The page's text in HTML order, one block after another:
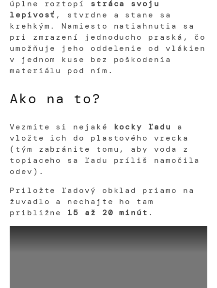
úplne roztopí stráca svoju
lepivosť , stvrdne a stane sa
krehkým. Namiesto natiahnutia sa
pri zmrazení jednoducho praská, čo
umožňuje jeho oddelenie od vlákien
v jednom kuse bez poškodenia
materiálu pod ním.
Ako na to?
Vezmite si nejaké kocky ľadu
a
vložte ich do plastového vrecka
(tým zabránite tomu, aby voda z
topiaceho sa ľadu príliš namočila
odev).
Priložte ľadový obklad priamo na
žuvadlo a nechajte ho tam
približne 15 až 20 minút .